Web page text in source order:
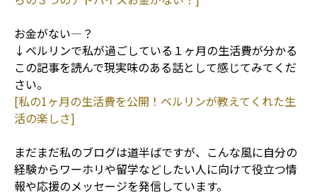
お金がない—？
↓ベルリンで私が過ごしている１ヶ月の生活費が分かる
この記事を読んで現実味のある話として感じてみてくだ
さい。
[私の1ヶ月の生活費を公開！ベルリンが教えてくれた生
活の楽しさ]
まだまだ私のブログは道半ばですが、こんな風に自分の
経験からワーホリや留学などしたい人に向けて役立つ情
報や応援のメッセージを発信しています。